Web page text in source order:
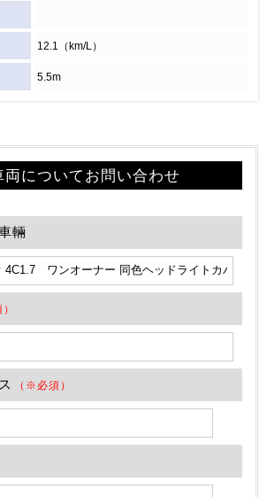
12.1（km/L）
5.5m
両についてお問い合わせ
輛
（※必須）